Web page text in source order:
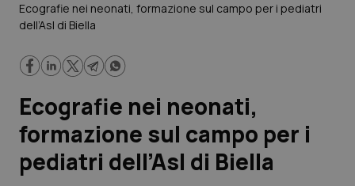
Governo e Parlamento
Regioni e Asl
Lavoro e Professioni
Scienza e Farmaci
Studi e Analisi
Ecografie nei neonati, formazione sul campo per i pediatri
dell’Asl di Biella
Ecografie nei neonati,
formazione sul campo per i
pediatri dell’Asl di Biella